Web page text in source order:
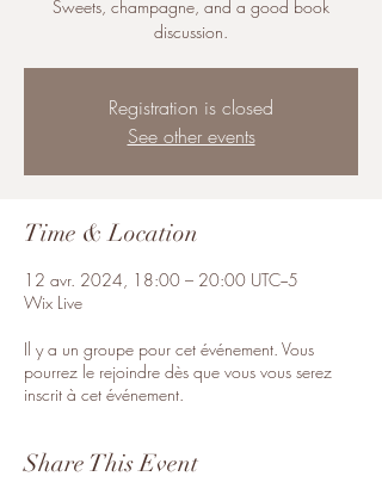
Sweets, champagne, and a good book
discussion.
Registration is closed
See other events
Time & Location
12 avr. 2024, 18:00 – 20:00 UTC−5
Wix Live
Il y a un groupe pour cet événement. Vous
pourrez le rejoindre dès que vous vous serez
inscrit à cet événement.
Share This Event